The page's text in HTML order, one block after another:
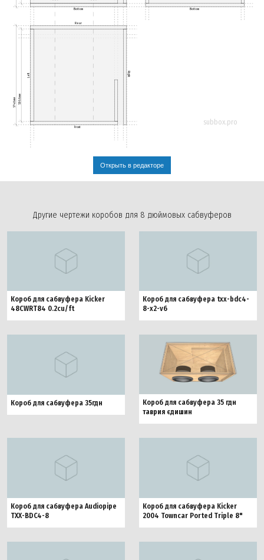
574.6мм 536.6мм
Bottom Bottom
Rear
Front
Left Right
subbox.pro
Открыть в редакторе
Другие чертежи коробов для 8 дюймовых сабвуферов
Короб для сабвуфера Kicker
48CWRT84 0.2cu/ft
Короб для сабвуфера txx-bdc4-
8-x2-v6
Короб для сабвуфера 35гдн
Короб для сабвуфера 35 гдн
таврия єдишин
Короб для сабвуфера Audiopipe
TXX-BDC4-8
Короб для сабвуфера Kicker
2004 Towncar Ported Triple 8"